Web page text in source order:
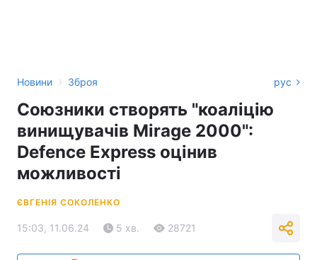
Новини › Зброя рус
Союзники створять "коаліцію
винищувачів Mirage 2000":
Defence Express оцінив
можливості
ЄВГЕНІЯ СОКОЛЕНКО
15:03, 11.06.24 5 хв. 28721